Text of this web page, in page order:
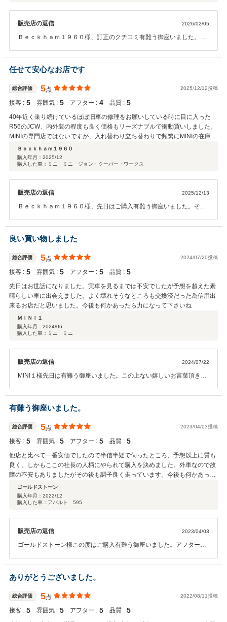
販売店の返信 2026/02/05
Ｂｅｃｋｈａｍ１９６０様、訂正のクチコミ有難う御座いました。今
任せて安心なお店です
総合評価 5点 2025/12/12投稿
接客 : 5 雰囲気 : 5 アフター : 4 品質 : 5
40年近く乗り続けているほぼ旧車の修理をお願いしている時に目に入った
R56のJCW、内外装の程度も良く価格もリーズナブルで衝動買いしました。
MINIの専門店ではないですが、入れ替わり立ち替わりで頻繁にMINIの在庫車
が並んでいます。販売数もメンテナンス実績も多いようです。販売だけでな
く整備や修理も可能で、社長さんの人柄も含めて安心してクルマを任せられ
るお店です。 JCWは販売時の車検整備に加えて、気持ちよく乗るために消
ず、街中で走らせるにはオーバースペックなクルマですが、所有欲が満たさ
れ、乗っていて楽しいクルマです。 お店には引き続きメンテナンスやカスタ
を☆4つにしていますが、それ以外は満点です。
Ｂｅｃｋｈａｍ１９６０
購入年月： 2025/12
購入した車：ミニ ミニ ジョン・クーパー・ワークス
販売店の返信 2025/12/13
Ｂｅｃｋｈａｍ１９６０様、先日はご購入有難う御座いました。そし
かお困り事が御座いましたらご相談下さいませ、出来る事は全力で対
応させていただきます。有難う御座いました。
良い買い物しました
総合評価 5点 2024/07/20投稿
接客 : 5 雰囲気 : 5 アフター : 5 品質 : 5
先日はお世話になりました。実車を見るまでは不安でしたが予想を超えた素
晴らしい車に出会えました。よく壊れそうなところも交換済だった為信用出
来るお店だと思いました。今後も何かあったら力になって下さいね
ＭＩＮＩ１
購入年月： 2024/06
購入した車：ミニ ミニ
販売店の返信 2024/07/22
MINI１様先日は有難う御座いました。この上ない嬉しいお言葉頂き有
す。宜しくお願い致します。
有難う御座いました。
総合評価 5点 2023/04/03投稿
接客 : 5 雰囲気 : 5 アフター : 5 品質 : 5
他店と比べて一番安価でしたので半信半疑で伺ったところ、予想以上に質も
良く、しかもここの社長の人柄にやられて購入を決めました。外車なので故
障の不安もありましたがその後も調子良く走っています。今後も何かあった
ら相談させてください。
ゴールドストーン
購入年月： 2022/12
購入した車：アバルト 595
販売店の返信 2023/04/03
ゴールドストーン様この度はご購入有難う御座いました。アフター保
ていただきますので永いお付き合い宜しくお願い致します。
ありがとうございました。
総合評価 5点 2022/08/11投稿
接客 : 5 雰囲気 : 5 アフター : 5 品質 : 5